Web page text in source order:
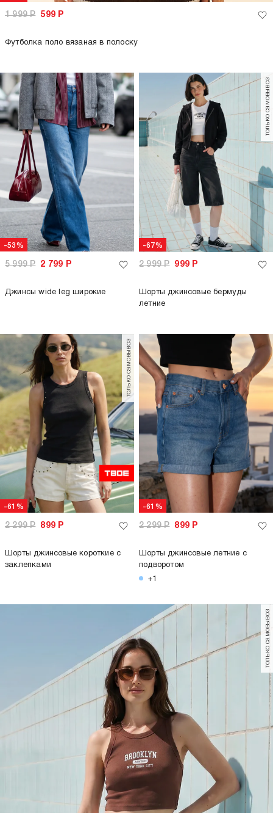
1 999Р 599 Р
Футболка поло вязаная в полоску
-53%
5 999Р 2 799 Р
Джинсы wide leg широкие
-67%
только самовывоз
2 999Р 999 Р
Шорты джинсовые бермуды
летние
-61%
только самовывоз
2 299Р 899 Р
Шорты джинсовые короткие с
заклепками
-61%
2 299Р 899 Р
Шорты джинсовые летние с
подворотом
+1
только самовывоз